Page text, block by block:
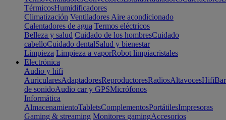
TérmicosHumidificadores
Climatización Ventiladores Aire acondicionado
Calentadores de agua Termos eléctricos
Belleza y salud Cuidado de los hombresCuidado
cabelloCuidado dentalSalud y bienestar
Limpieza Limpieza a vaporRobot limpiacristales
Electrónica
Audio y hifi
AuricularesAdaptadoresReproductoresRadiosAltavocesHifi
de sonidoAudio car y GPSMicrófonos
Informática
AlmacenamientoTabletsComplementosPortátilesImpresoras
Gaming & streaming Monitores gamingAccesorios